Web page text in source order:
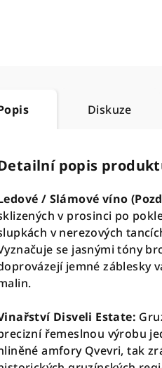
Diskuze
popis
/ Slámové víno
v prosinci po
v nerezových
se jasnými tóny
jemné záblesky
Disveli Estate:
řemeslnou výrobu
amfory Qvevri, tak